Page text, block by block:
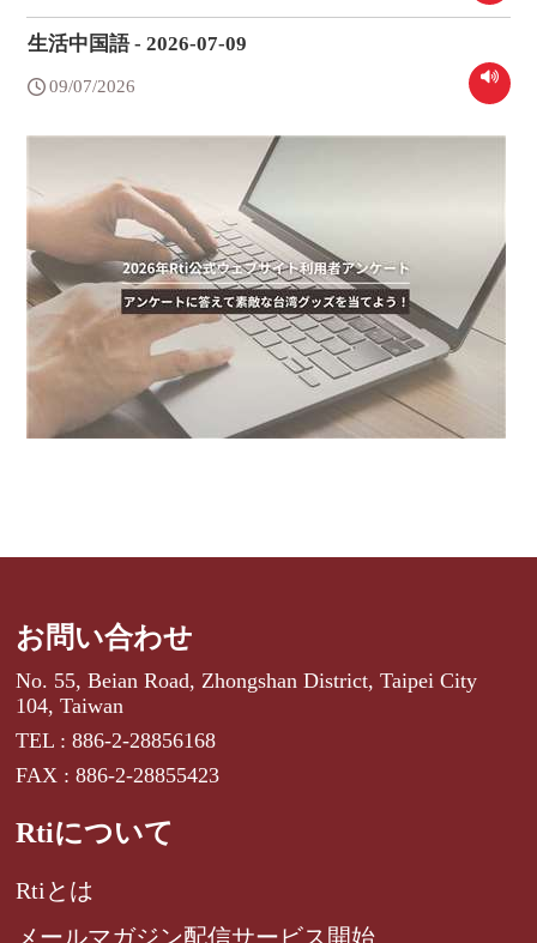
生活中国語 - 2026-07-09
09/07/2026
お問い合わせ
No. 55, Beian Road, Zhongshan District, Taipei City
104, Taiwan
TEL : 886-2-28856168
FAX : 886-2-28855423
Rtiについて
Rtiとは
メールマガジン配信サービス開始